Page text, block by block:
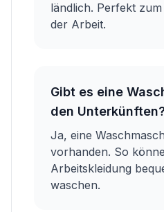
ländlich. Perfekt
der Arbeit.
Gibt es eine
den
Ja, eine
vorhanden. So
Arbeitskleidung
waschen.